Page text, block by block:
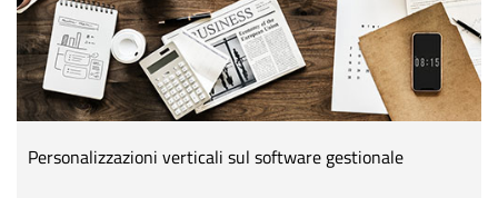
Personalizzazioni verticali sul software gestionale